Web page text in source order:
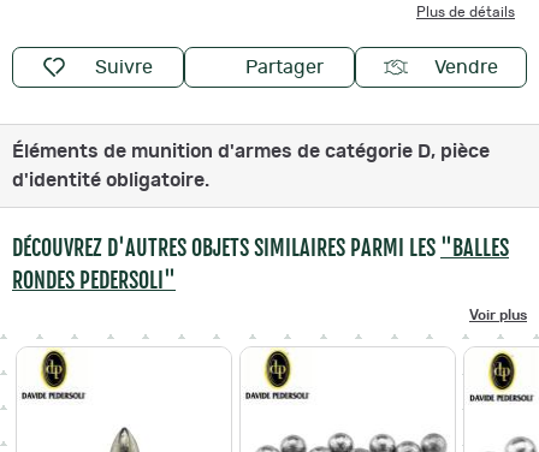
Plus de détails
Suivre Partager Vendre
Éléments de munition d'armes de catégorie D, pièce
d'identité obligatoire.
DÉCOUVREZ D'AUTRES OBJETS SIMILAIRES PARMI LES "BALLES
RONDES PEDERSOLI"
Voir plus